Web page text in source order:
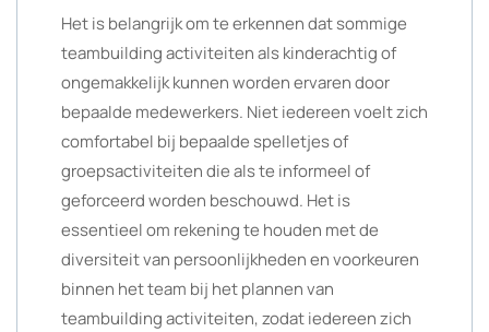
Het is belangrijk om te erkennen dat sommige
teambuilding activiteiten als kinderachtig of
ongemakkelijk kunnen worden ervaren door
bepaalde medewerkers. Niet iedereen voelt zich
comfortabel bij bepaalde spelletjes of
groepsactiviteiten die als te informeel of
geforceerd worden beschouwd. Het is
essentieel om rekening te houden met de
diversiteit van persoonlijkheden en voorkeuren
binnen het team bij het plannen van
teambuilding activiteiten, zodat iedereen zich